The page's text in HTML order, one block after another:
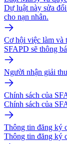
Dự luật này sửa
cho nạn nhân.
Cơ hội việc làm và
SFAPD sẽ thông
Người nhận giải
Chính sách của
Chính sách của
Thông tin đăng ký
Thông tin đăng ký